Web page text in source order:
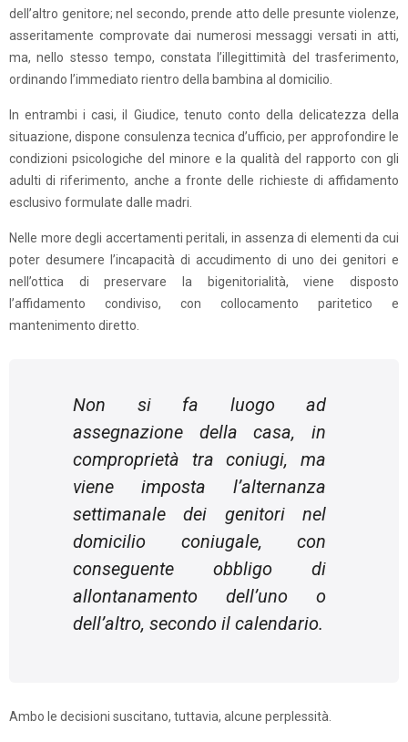
dell’altro genitore; nel secondo, prende atto delle presunte violenze,
asseritamente comprovate dai numerosi messaggi versati in atti,
ma, nello stesso tempo, constata l’illegittimità del trasferimento,
ordinando l’immediato rientro della bambina al domicilio.
In entrambi i casi, il Giudice, tenuto conto della delicatezza della
situazione, dispone consulenza tecnica d’ufficio, per approfondire le
condizioni psicologiche del minore e la qualità del rapporto con gli
adulti di riferimento, anche a fronte delle richieste di affidamento
esclusivo formulate dalle madri.
Nelle more degli accertamenti peritali, in assenza di elementi da cui
poter desumere l’incapacità di accudimento di uno dei genitori e
nell’ottica di preservare la bigenitorialità, viene disposto
l’affidamento condiviso, con collocamento paritetico e
mantenimento diretto.
Non si fa luogo ad
assegnazione della casa, in
comproprietà tra coniugi, ma
viene imposta l’alternanza
settimanale dei genitori nel
domicilio coniugale, con
conseguente obbligo di
allontanamento dell’uno o
dell’altro, secondo il calendario.
Ambo le decisioni suscitano, tuttavia, alcune perplessità.